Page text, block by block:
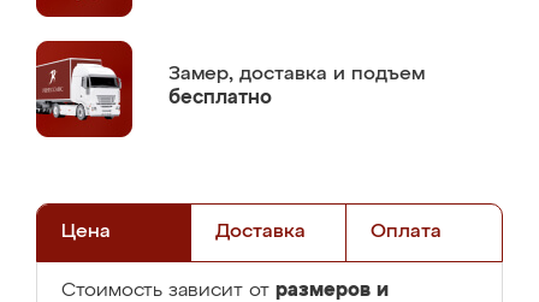
Замер, доставка и подъем
бесплатно
Цена Доставка Оплата
Стоимость зависит от размеров и